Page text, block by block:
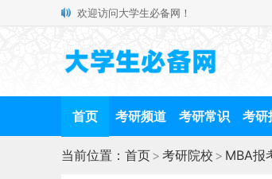
欢迎访问大学生必备网！
首页 考研频道 考研常识 考研
当前位置： 首页> 考研院校 > MBA报